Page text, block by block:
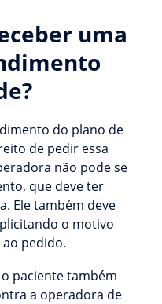
uma
do plano de
de pedir essa
não pode se
que deve ter
Ele também deve
o motivo
pedido.
paciente também
a operadora de